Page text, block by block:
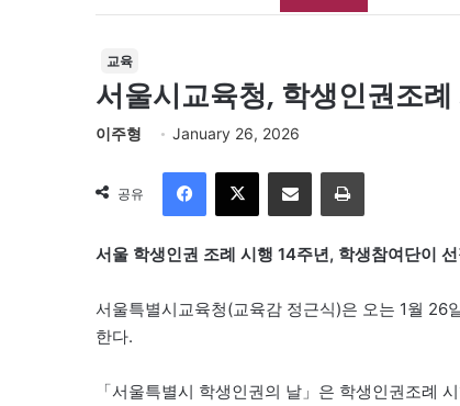
교육
서울시교육청, 학생인권조
이주형 January 26, 2026
공유
Facebook
X 이메일 인쇄
서울 학생인권 조례 시행 14주년, 학생참여단이
서울특별시교육청(교육감 정근식)은 오는 1월 26
한다.
「서울특별시 학생인권의 날」은 학생인권조례